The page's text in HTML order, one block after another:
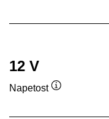
12 V
Napetost